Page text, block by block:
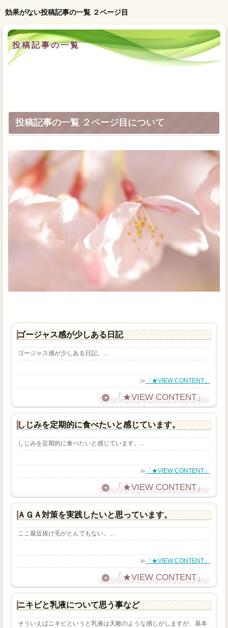
効果がない投稿記事の一覧 ２ページ目
投稿記事の一覧
投稿記事の一覧 ２ページ目について
ゴージャス感が少しある日記
ゴージャス感が少しある日記。...
≫ 「★VIEW CONTENT」
「★VIEW CONTENT」
しじみを定期的に食べたいと感じています。
しじみを定期的に食べたいと感じています。...
≫ 「★VIEW CONTENT」
「★VIEW CONTENT」
ＡＧＡ対策を実践したいと思っています。
ここ最近抜け毛がとんでもない。...
≫ 「★VIEW CONTENT」
「★VIEW CONTENT」
ニキビと乳液について思う事など
そういえばニキビというと乳液は天敵のような感じがしますが、基本